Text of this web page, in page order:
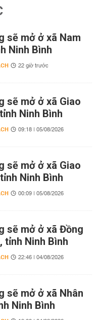
sẽ mở ở xã Nam
Ninh Bình
22 giờ trước
sẽ mở ở xã Giao
Ninh Bình
09:18 | 05/08/2026
sẽ mở ở xã Giao
Ninh Bình
00:09 | 05/08/2026
sẽ mở ở xã Đồng
tỉnh Ninh Bình
22:46 | 04/08/2026
sẽ mở ở xã Nhân
Ninh Bình